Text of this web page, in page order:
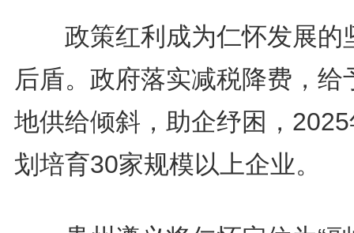
政策红利成为仁怀发展的
后盾。政府落实减税降费，给
地供给倾斜，助企纾困，
划培育30家规模以上企业。